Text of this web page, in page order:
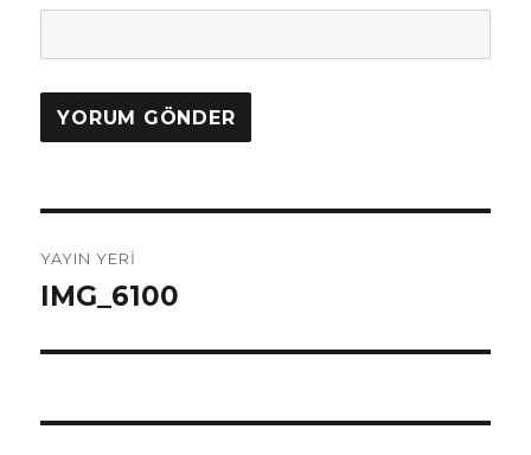
dolaşımı
YAYIN YERI
IMG_6100